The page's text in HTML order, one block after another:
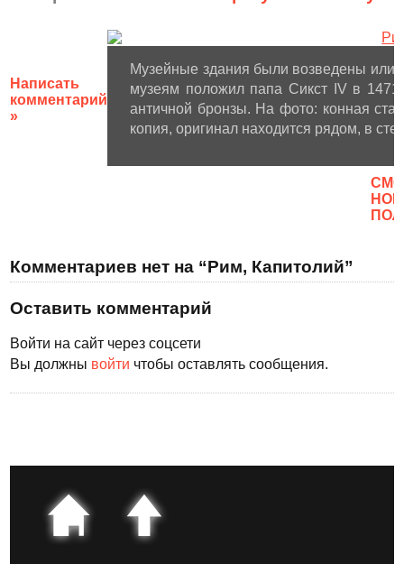
Написать
комментарий
»
Музейные здания были возведены или
музеям положил папа Сикст IV в
античной бронзы. На фото: конная
копия, оригинал находится рядом, в
Комментариев нет на “Рим, Капитолий”
Оставить комментарий
Войти на сайт через соцсети
Вы должны войти чтобы оставлять сообщения.